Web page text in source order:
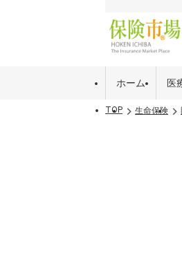
ホーム 医
TOP 生命保険